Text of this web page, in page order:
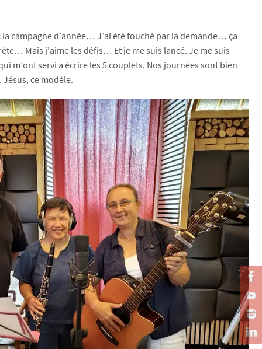
campagne d’année… J’ai été touché par la demande… ça
Mais j’aime les défis… Et je me suis lancé. Je me suis
m’ont servi à écrire les 5 couplets. Nos journées sont bien
ce modèle.